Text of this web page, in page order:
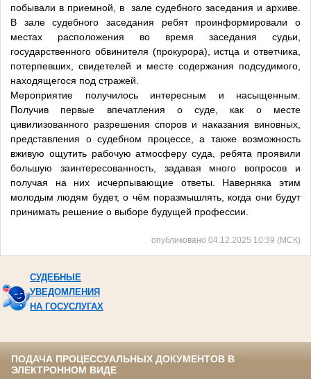
побывали в приемной, в зале судебного заседания и архиве.
В зале судебного заседания ребят проинформировали о
местах расположения во время заседания судьи,
государственного обвинителя (прокурора), истца и ответчика,
потерпевших, свидетелей и месте содержания подсудимого,
находящегося под стражей.
Мероприятие получилось интересным и насыщенным.
Получив первые впечатления о суде, как о месте
цивилизованного разрешения споров и наказания виновных,
представления о судебном процессе, а также возможность
вживую ощутить рабочую атмосферу суда, ребята проявили
большую заинтересованность, задавая много вопросов и
получая на них исчерпывающие ответы. Наверняка этим
молодым людям будет, о чём поразмышлять, когда они будут
принимать решение о выборе будущей профессии.
опубликовано 04.12.2025 10:39 (МСК)
СУДЕБНЫЕ
УВЕДОМЛЕНИЯ
НА ГОСУСЛУГАХ
ПОДАЧА ПРОЦЕССУАЛЬНЫХ ДОКУМЕНТОВ В
ЭЛЕКТРОННОМ ВИДЕ